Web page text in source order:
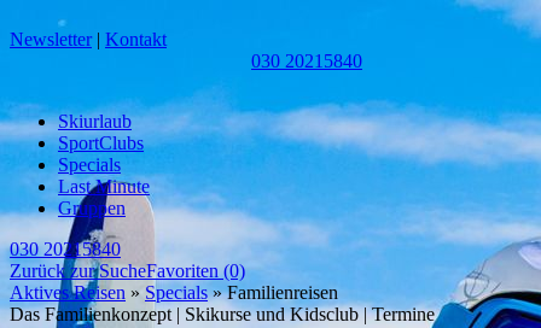
Newsletter| Kontakt
030 20215840
Skiurlaub
SportClubs
Specials
Last Minute
Gruppen
030 20215840
Zurück zur SucheFavoriten(0)
Aktives Reisen » Specials» Familienreisen
Das Familienkonzept| Skikurse und Kidsclub|Termine